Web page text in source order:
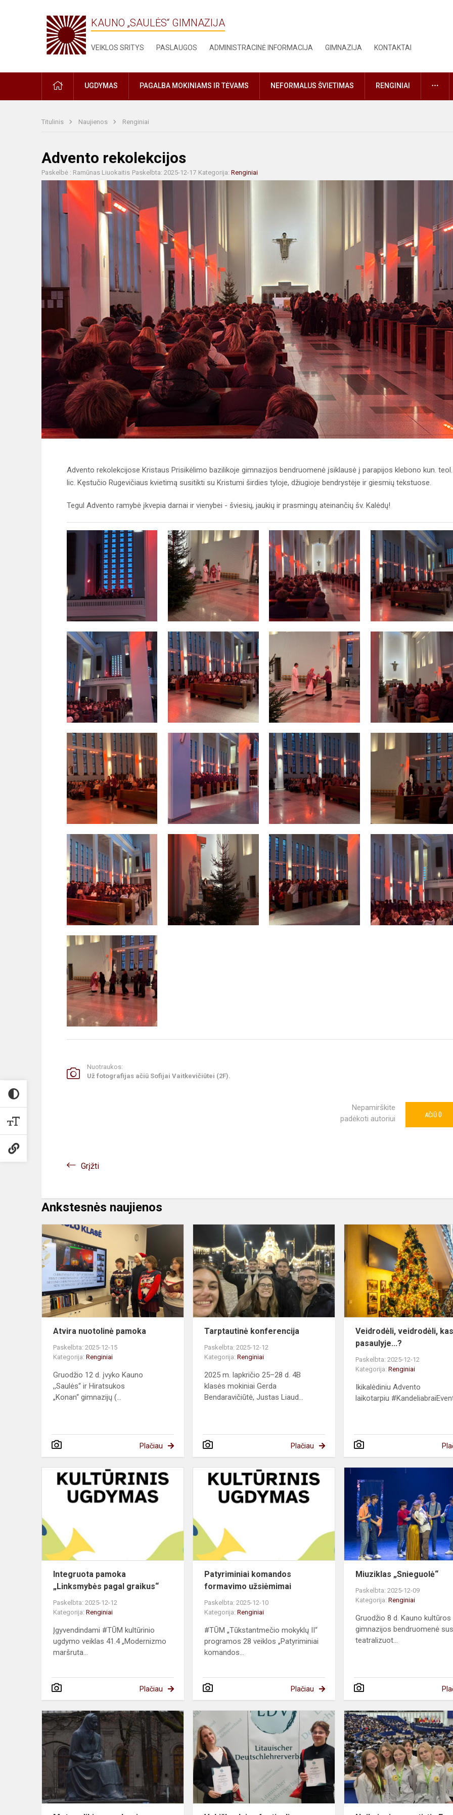
KAUNO „SAULĖS“ GIMNAZIJA
VEIKLOS SRITYS PASLAUGOS ADMINISTRACINĖ INFORMACIJA GIMNAZIJA KONTAKTAI
PRADŽIAUGDYMAS PAGALBA MOKINIAMS IR TĖVAMS NEFORMALUS ŠVIETIMAS RENGINIAI
Titulinis Naujienos Renginiai
Advento rekolekcijos
Paskelbė : Ramūnas Liuokaitis Paskelbta: 2025-12-17 Kategorija: Renginiai
Advento rekolekcijose Kristaus Prisikėlimo bazilikoje gimnazijos bendruomenė įsiklausė į parapijos klebono kun. teol.
lic. Kęstučio Rugevičiaus kvietimą susitikti su Kristumi širdies tyloje, džiugioje bendrystėje ir giesmių tekstuose.
Tegul Advento ramybė įkvepia darnai ir vienybei - šviesių, jaukių ir prasmingų ateinančių šv. Kalėdų!
Nuotraukos:
Už fotografijas ačiū Sofijai Vaitkevičiūtei (2F).
Nepamirškite
padėkoti autoriui
AČIŪ 0
Grįžti
Ankstesnės naujienos
pamoka
Atvira nuotolinė pamoka
Paskelbta: 2025-12-15
Kategorija: Renginiai
Gruodžio 12 d. įvyko Kauno
,,Saulės“ ir Hiratsukos
„Konan“ gimnazijų (...
Plačiau
konferencija
Tarptautinė konferencija
Paskelbta: 2025-12-12
Kategorija:Renginiai
2025 m. lapkričio 25–28 d. 4B
klasės mokiniai Gerda
Bendaravičiūtė, Justas Liaud...
Plačiau
Veidrodėli, veidrodėli, kas
pasaulyje...?
Paskelbta: 2025-12-12
Kategorija:Renginiai
Ikikalėdiniu Advento
laikotarpiu
Integruota
pamoka
„Linksmybės
graikus“
Integruota pamoka
„Linksmybės pagal graikus“
Paskelbta: 2025-12-12
Kategorija: Renginiai
Įgyvendindami #TŪM kultūrinio
ugdymo veiklas 41.4 „Modernizmo
maršruta...
Plačiau
Patyriminiai
komandos
formavimo
užsiėmimai
Patyriminiai komandos
formavimo užsiėmimai
Paskelbta: 2025-12-10
Kategorija:Renginiai
#TŪM „Tūkstantmečio mokyklų II“
programos 28 veiklos „Patyriminiai
komandos...
Plačiau
Miuziklas „Snieguolė“
Paskelbta: 2025-12-09
Kategorija:Renginiai
Gruodžio 8 d. Kauno
gimnazijos bendruomenė
teatralizuot...
Moters
likimas
vakar
ir
šiandien
Vokiškų
dainų
festivalis